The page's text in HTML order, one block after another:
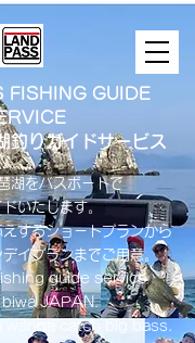
FISHING GUIDE
釣りガイドサービス
湖をバスボートで
ドいたします。
するショートプランから
イプランまでご用意。
guide service
​JAPAN.
wanna catch big bass.